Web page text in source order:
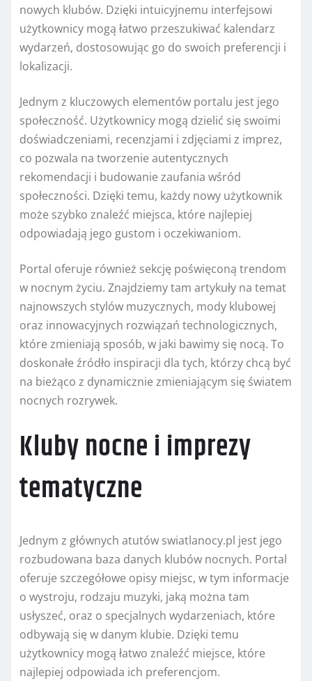
nowych klubów. Dzięki intuicyjnemu interfejsowi
użytkownicy mogą łatwo przeszukiwać kalendarz
wydarzeń, dostosowując go do swoich preferencji i
lokalizacji.
Jednym z kluczowych elementów portalu jest jego
społeczność. Użytkownicy mogą dzielić się swoimi
doświadczeniami, recenzjami i zdjęciami z imprez,
co pozwala na tworzenie autentycznych
rekomendacji i budowanie zaufania wśród
społeczności. Dzięki temu, każdy nowy użytkownik
może szybko znaleźć miejsca, które najlepiej
odpowiadają jego gustom i oczekiwaniom.
Portal oferuje również sekcję poświęconą trendom
w nocnym życiu. Znajdziemy tam artykuły na temat
najnowszych stylów muzycznych, mody klubowej
oraz innowacyjnych rozwiązań technologicznych,
które zmieniają sposób, w jaki bawimy się nocą. To
doskonałe źródło inspiracji dla tych, którzy chcą być
na bieżąco z dynamicznie zmieniającym się światem
nocnych rozrywek.
Kluby nocne i imprezy
tematyczne
Jednym z głównych atutów swiatlanocy.pl jest jego
rozbudowana baza danych klubów nocnych. Portal
oferuje szczegółowe opisy miejsc, w tym informacje
o wystroju, rodzaju muzyki, jaką można tam
usłyszeć, oraz o specjalnych wydarzeniach, które
odbywają się w danym klubie. Dzięki temu
użytkownicy mogą łatwo znaleźć miejsce, które
najlepiej odpowiada ich preferencjom.